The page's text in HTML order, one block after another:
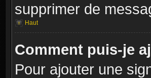
supprimer de
Haut
Comment puis-je
Pour ajouter une